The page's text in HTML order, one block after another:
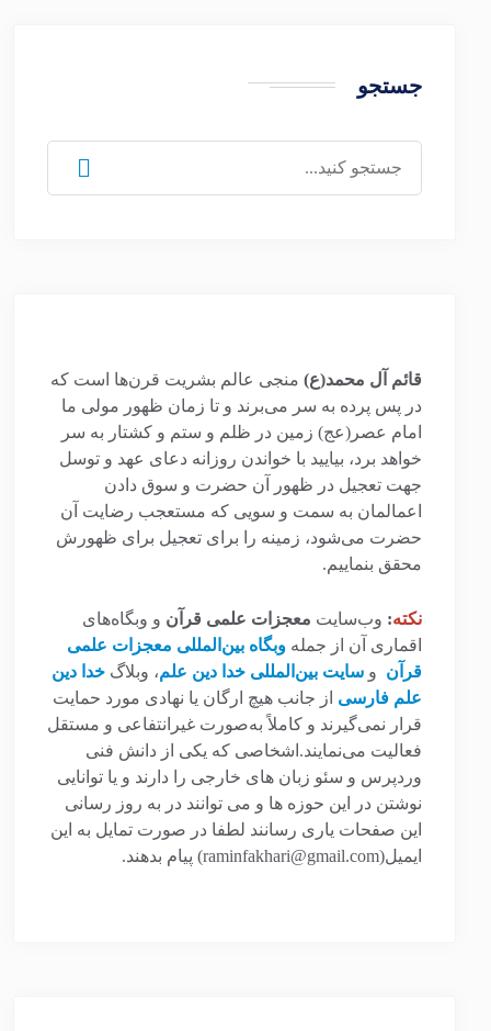
جستجو
برای:
قائم آل محمد(ع) منجی عالم بشریت قرن‌ها است که
در پس پرده به سر می‌برند و تا زمان ظهور مولی ما
امام عصر(عج) زمین در ظلم و ستم و کشتار به سر
خواهد برد، بیایید با خواندن روزانه دعای عهد و توسل
جهت تعجیل در ظهور آن حضرت و سوق دادن
اعمالمان به سمت و سویی که مستعجب رضایت آن
حضرت می‌شود، زمینه را برای تعجیل برای ظهورش
محقق بنماییم.
نکته: وب‌سایت معجزات علمی قرآن و وبگاه‌های
اقماری آن از جمله وبگاه بین‌المللی معجزات علمی
قرآن و سایت بین‌المللی خدا دین علم، وبلاگ خدا دین
علم فارسی از جانب هیچ ارگان یا نهادی مورد حمایت
قرار نمی‌گیرند و کاملاً به‌صورت غیرانتفاعی و مستقل
فعالیت می‌نمایند.اشخاصی که یکی از دانش فنی
وردپرس و سئو زبان های خارجی را دارند و یا توانایی
نوشتن در این حوزه ها و می توانند در به روز رسانی
این صفحات یاری رسانند لطفا در صورت تمایل به این
ایمیل(raminfakhari@gmail.com) پیام بدهند.